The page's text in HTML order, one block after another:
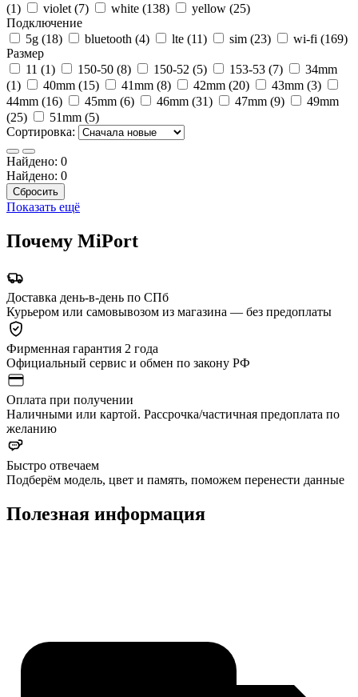
(1)
violet (7) white (138)
yellow (25)
Подключение
5g (18)
bluetooth (4) lte (11) sim (23)
wi-fi (169)
Размер
11 (1)
150-50 (8) 150-52 (5) 153-53 (7)
34mm
(1)
40mm (15) 41mm (8) 42mm (20)
43mm (3)
44mm (16)
45mm (6) 46mm (31) 47mm (9)
49mm
(25)
51mm (5)
Сортировка:
Найдено: 0
Найдено: 0
Сбросить
Показать ещё
Почему MiPort
Доставка день-в-день по СПб
Курьером или самовывозом из магазина — без предоплаты
Фирменная гарантия 2 года
Официальный сервис и обмен по закону РФ
Оплата при получении
Наличными или картой. Рассрочка/частичная предоплата по
желанию
Быстро отвечаем
Подберём модель, цвет и память, поможем перенести данные
Полезная информация